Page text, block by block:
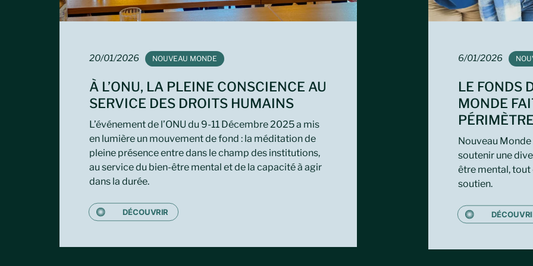
20/01/2026 TAG:
NOUVEAU MONDE
À L’ONU, LA PLEINE CONSCIENCE AU
SERVICE DES DROITS HUMAINS
L’événement de l’ONU du 9-11 Décembre 2025 a mis
en lumière un mouvement de fond : la méditation de
pleine présence entre dans le champ des institutions,
au service du bien-être mental et de la capacité à agir
dans la durée.
DÉCOUVRIR
6/01/2026 TAG:
LE FONDS
MONDE
Nouveau
soutenir une
être mental, tout
soutien.